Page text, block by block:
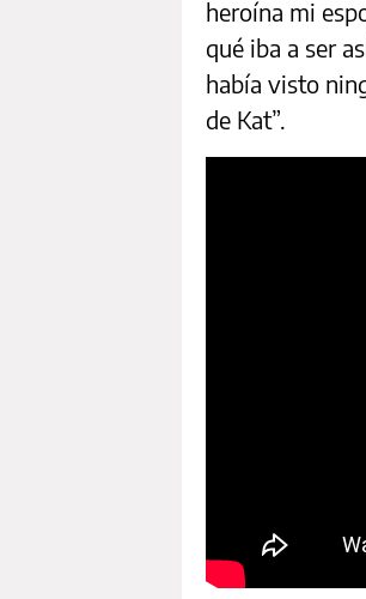
heroína mi
qué iba a ser
había visto
de Kat”.